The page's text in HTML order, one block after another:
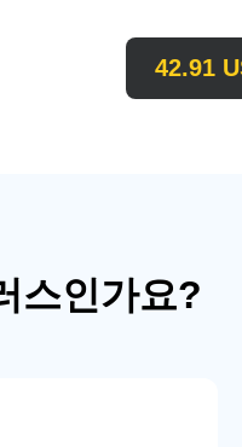
42.91
스인가요?